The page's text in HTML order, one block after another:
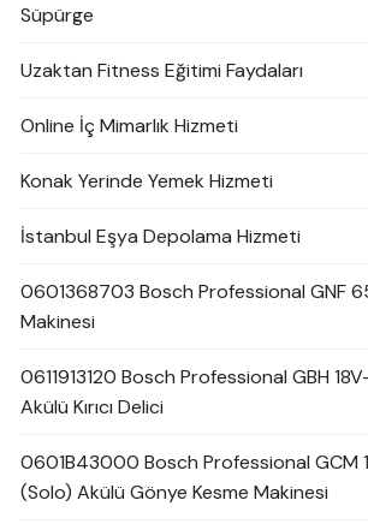
Süpürge
Uzaktan Fitness Eğitimi Faydaları
Online İç Mimarlık Hizmeti
Konak Yerinde Yemek Hizmeti
İstanbul Eşya Depolama Hizmeti
0601368703 Bosch Professional GNF
Makinesi
0611913120 Bosch Professional GBH
Akülü Kırıcı Delici
0601B43000 Bosch Professional GCM
(Solo) Akülü Gönye Kesme Makinesi